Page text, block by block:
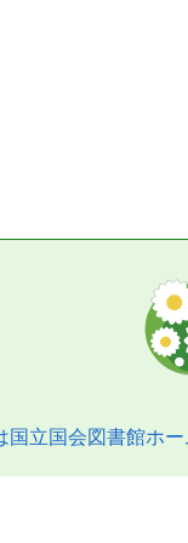
国立国会図書館ホ